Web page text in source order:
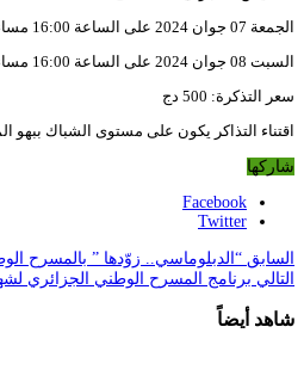
الجمعة 07 جوان 2024 على الساعة 16:00 مساء
السبت 08 جوان 2024 على الساعة 16:00 مساء بمناسبة اليوم الوطني للفنان
سعر التذكرة: 500 دج
اقتناء التذاكر يكون على مستوى الشباك ببهو
شاركها
Facebook
Twitter
السابق “الدبلوماسي.. زوّدها ” بالمسرح
التالي برنامج المسرح الوطني الجزائري لشهر
شاهد أيضاً